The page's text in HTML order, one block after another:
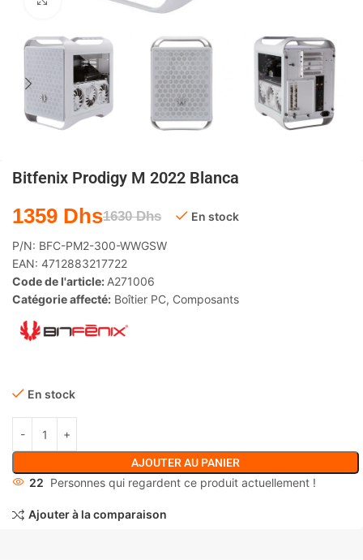
Bitfenix Prodigy M 2022 Blanca
1630Dhs
1359 Dhs En stock
P/N: BFC-PM2-300-WWGSW
EAN: 4712883217722
Code de l'article: A271006
Catégorie affecté: Boîtier PC, Composants
En stock
AJOUTER AU PANIER
22 Personnes qui regardent ce produit actuellement !
Ajouter à la comparaison